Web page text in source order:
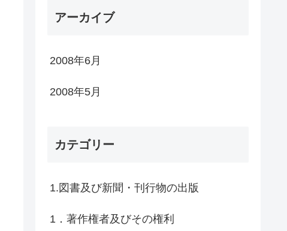
アーカイブ
2008年6月
2008年5月
カテゴリー
1.図書及び新聞・刊行物の出版
1．著作権者及びその権利